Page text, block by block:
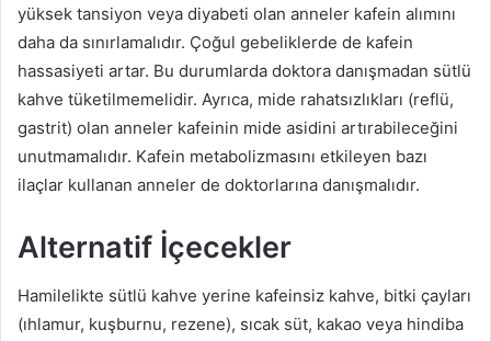
yüksek tansiyon veya diyabeti olan anneler kafein alımını
daha da sınırlamalıdır. Çoğul gebeliklerde de kafein
hassasiyeti artar. Bu durumlarda doktora danışmadan sütlü
kahve tüketilmemelidir. Ayrıca, mide rahatsızlıkları (reflü,
gastrit) olan anneler kafeinin mide asidini artırabileceğini
unutmamalıdır. Kafein metabolizmasını etkileyen bazı
ilaçlar kullanan anneler de doktorlarına danışmalıdır.
Alternatif İçecekler
Hamilelikte sütlü kahve yerine kafeinsiz kahve, bitki çayları
(ıhlamur, kuşburnu, rezene), sıcak süt, kakao veya hindiba